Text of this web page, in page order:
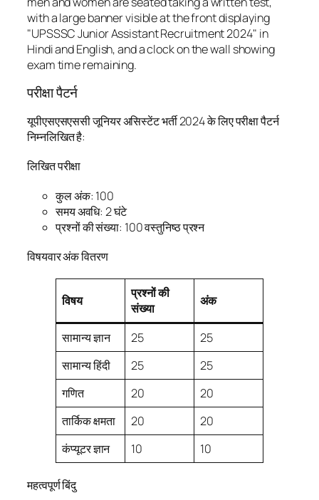
परीक्षा पैटर्न
यूपीएसएसएससी जूनियर असिस्टेंट भर्ती 2024 के लिए परीक्षा पैटर्न
निम्नलिखित है:
लिखित परीक्षा
कुल अंक: 100
समय अवधि: 2 घंटे
प्रश्नों की संख्या: 100 वस्तुनिष्ठ प्रश्न
विषयवार अंक वितरण
विषय
प्रश्नों की
संख्या
अंक
सामान्य ज्ञान 25
25
सामान्य हिंदी
25
25
गणित
20
20
तार्किक क्षमता
20
20
कंप्यूटर ज्ञान
10 10
महत्वपूर्ण बिंदु